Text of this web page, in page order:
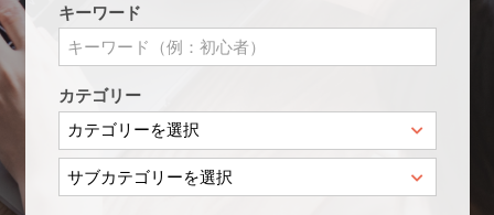
キーワード
カテゴリー